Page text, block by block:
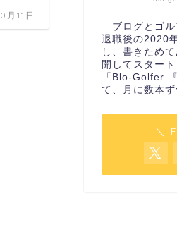
月11日
ブログとゴル
退職後の2020
し、書きため
開してスター
「Blo-Golfer
て、月に数本ず
＼